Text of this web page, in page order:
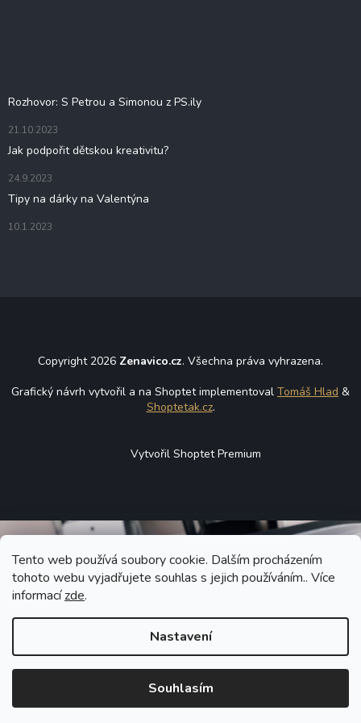
Tento web používá soubory cookie. Dalším procházením
tohoto webu vyjadřujete souhlas s jejich používáním.. Více
informacízde.
Nastavení
Souhlasím
Rozhovor: S Petrou a Simonou z PS.ily
21.10.2023
Jak podpořit dětskou kreativitu?
24.9.2023
Tipy na dárky na Valentýna
10.1.2023
Copyright 2026 Zenavico.cz. Všechna práva vyhrazena.
Grafický návrh vytvořil a na Shoptet implementoval Tomáš Hlad &
Shoptetak.cz.
Vytvořil Shoptet Premium